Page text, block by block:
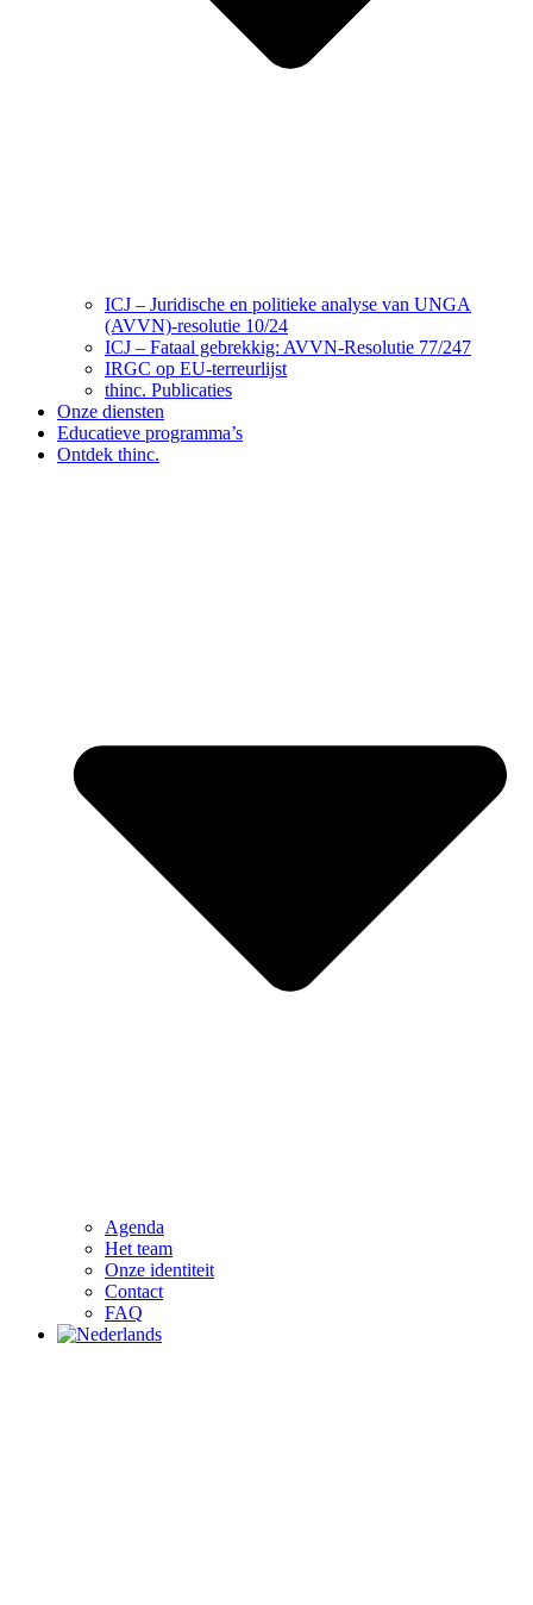
ICJ – Juridische en politieke analyse van UNGA
(AVVN)-resolutie 10/24
ICJ – Fataal gebrekkig: AVVN-Resolutie 77/247
IRGC op EU-terreurlijst
thinc. Publicaties
Onze diensten
Educatieve programma’s
Ontdek thinc.
Agenda
Het team
Onze identiteit
Contact
FAQ